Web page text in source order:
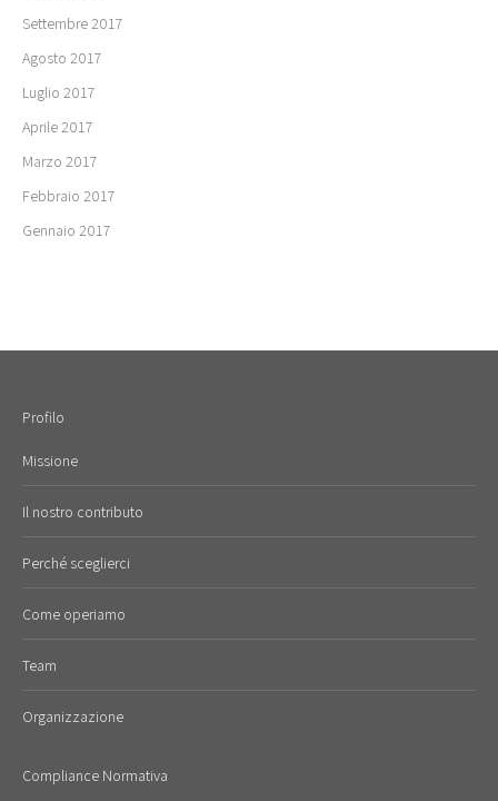
Settembre 2017
Agosto 2017
Luglio 2017
Aprile 2017
Marzo 2017
Febbraio 2017
Gennaio 2017
Profilo
Missione
Il nostro contributo
Perché sceglierci
Come operiamo
Team
Organizzazione
Compliance Normativa